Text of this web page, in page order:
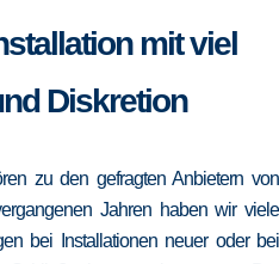
mit viel
Diskretion
zu den gefragten Anbietern von
Jahren haben wir viele
bei Installationen neuer oder bei